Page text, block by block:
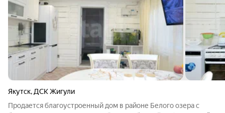
Якутск, ДСК Жигули
Продается благоустроенный дом в районе Белого озера с